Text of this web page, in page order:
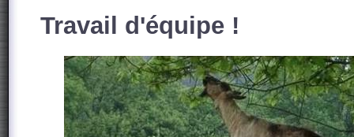
Travail d'équipe !